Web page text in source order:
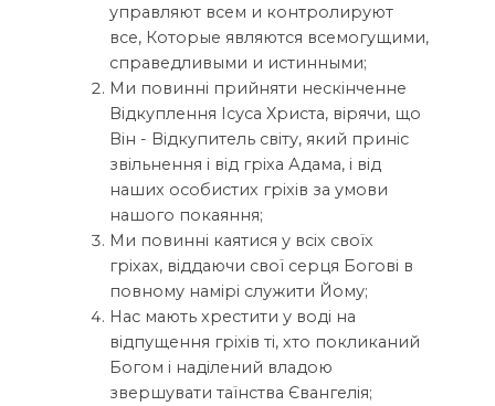
управляют всем и контролируют
все, Которые являются всемогущими,
справедливыми и истинными;
Ми повинні прийняти нескінченне
Відкуплення Ісуса Христа, вірячи, що
Він - Відкупитель світу, який приніс
звільнення і від гріха Адама, і від
наших особистих гріхів за умови
нашого покаяння;
Ми повинні каятися у всіх своїх
гріхах, віддаючи свої серця Богові в
повному намірі служити Йому;
Нас мають хрестити у воді на
відпущення гріхів ті, хто покликаний
Богом і наділений владою
звершувати таїнства Євангелія;